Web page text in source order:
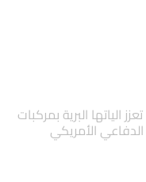
الياتها البرية بمركبات